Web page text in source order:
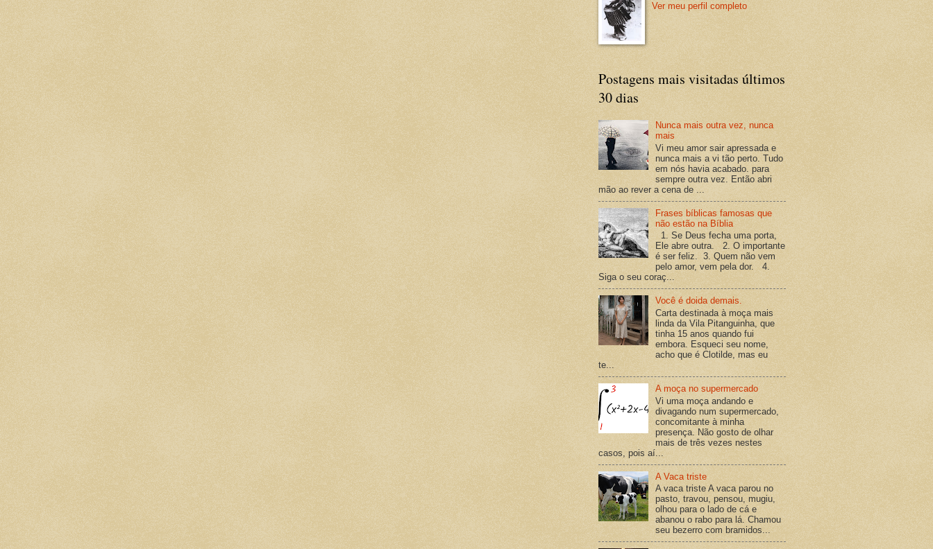
Ver meu perfil completo
Postagens mais visitadas últimos
30 dias
Nunca mais outra vez, nunca
mais
Vi meu amor sair apressada e
nunca mais a vi tão perto. Tudo
em nós havia acabado. para
sempre outra vez. Então abri
mão ao rever a cena de ...
Frases bíblicas famosas que
não estão na Bíblia
1. Se Deus fecha uma porta,
Ele abre outra. 2. O importante
é ser feliz. 3. Quem não vem
pelo amor, vem pela dor. 4.
Siga o seu coraç...
Você é doida demais.
Carta destinada à moça mais
linda da Vila Pitanguinha, que
tinha 15 anos quando fui
embora. Esqueci seu nome,
acho que é Clotilde, mas eu
te...
A moça no supermercado
Vi uma moça andando e
divagando num supermercado,
concomitante à minha
presença. Não gosto de olhar
mais de três vezes nestes
casos, pois aí...
A Vaca triste
A vaca triste A vaca parou no
pasto, travou, pensou, mugiu,
olhou para o lado de cá e
abanou o rabo para lá. Chamou
seu bezerro com bramidos...